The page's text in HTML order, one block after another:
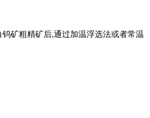
矿粗精矿后,通过加温浮选法或者常温